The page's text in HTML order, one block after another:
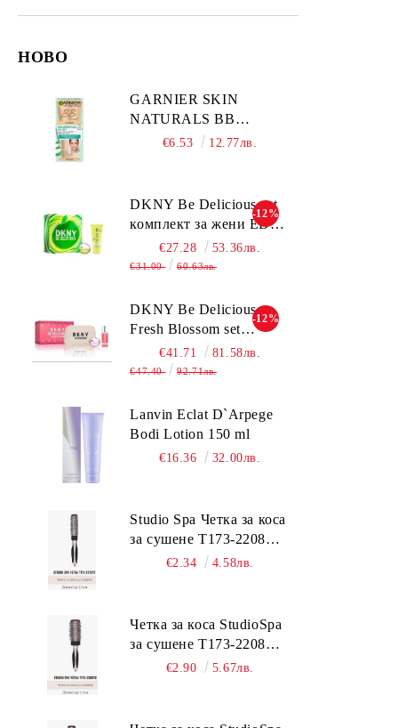
НОВО
GARNIER SKIN
NATURALS BB
CLASSIC SPF15
среден нюанс за
комбинирана до мазна
€6.53 12.77лв.
DKNY Be Delicious set
комплект за жени EDP
30ml + BL 100ml
-12%
€27.28 53.36лв.
€31.00 60.63лв.
DKNY Be Delicious
Fresh Blossom set
комплект за жени
-12%
€41.71 81.58лв.
€47.40 92.71лв.
Lanvin Eclat D`Arpege
Bodi Lotion 150 ml
€16.36 32.00лв.
Studio Spa Четка за коса
за сушене Т173-2208TC
2.5 см.€2.34 4.58лв.
Четка за коса StudioSpa
за сушене Т173-2208TC
4.5 см.€2.90 5.67лв.